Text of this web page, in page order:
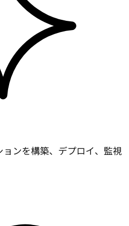
ンを構築、デプロイ、監視